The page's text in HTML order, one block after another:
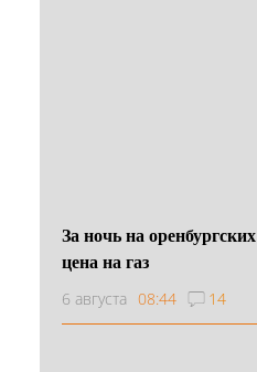
За ночь на
цена на газ
6 августа 08:44 14